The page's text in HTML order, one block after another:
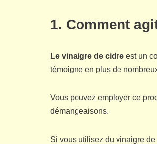
1. Comment
Le vinaigre de cidre est un
témoigne en plus de
Vous pouvez employer ce
démangeaisons.
Si vous utilisez du vinaigre